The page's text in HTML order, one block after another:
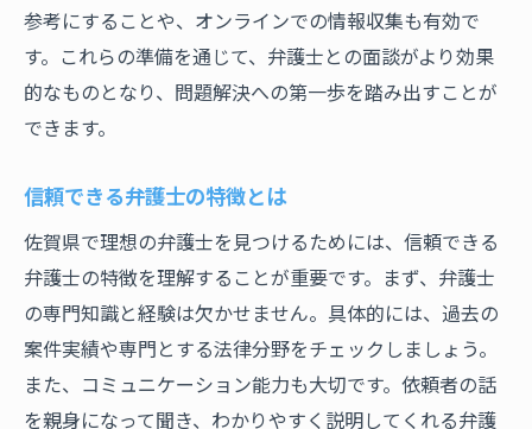
地元の法律事務所の活用法
地域特性を活かした弁護士選び
地元でのネットワークを活用する
佐賀県ならではの法律相談イベント
参考にすることや、オンラインでの情報収集も有効で
す。これらの準備を通じて、弁護士との面談がより効果
的なものとなり、問題解決への第一歩を踏み出すことが
できます。
信頼できる弁護士の特徴とは
佐賀県で理想の弁護士を見つけるためには、信頼できる
弁護士の特徴を理解することが重要です。まず、弁護士
の専門知識と経験は欠かせません。具体的には、過去の
案件実績や専門とする法律分野をチェックしましょう。
また、コミュニケーション能力も大切です。依頼者の話
を親身になって聞き、わかりやすく説明してくれる弁護